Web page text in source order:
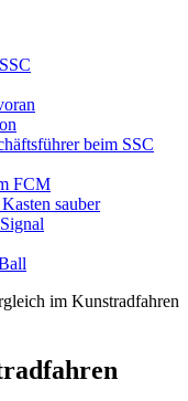
beim SSC
FCM
sauber
im Kunstradfahren